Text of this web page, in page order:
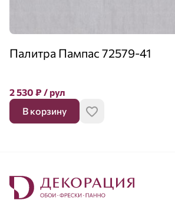
Палитра Пампас 72579-41
2 530 ₽ / рул
В корзину